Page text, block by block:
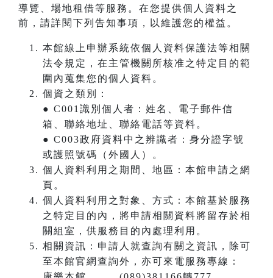
導覽、場地租借等服務。在您提供個人資料之
前，請詳閱下列告知事項，以維護您的權益。
本館線上申辦系統依個人資料保護法等相關
法令規定，在主管機關所核准之特定目的範
圍內蒐集您的個人資料。
個資之類別：
● C001識別個人者：姓名、電子郵件信
箱、聯絡地址、聯絡電話等資料。
● C003政府資料中之辨識者：身分證字號
或護照號碼（外國人）。
個人資料利用之期間、地區：本館申請之網
頁。
個人資料利用之對象、方式：本館基於服務
之特定目的內，將申請相關資料將留存於相
關組室，供服務目的內處理利用。
相關資訊：申請人就查詢有關之資訊，除可
至本館官網查詢外，亦可來電服務專線：